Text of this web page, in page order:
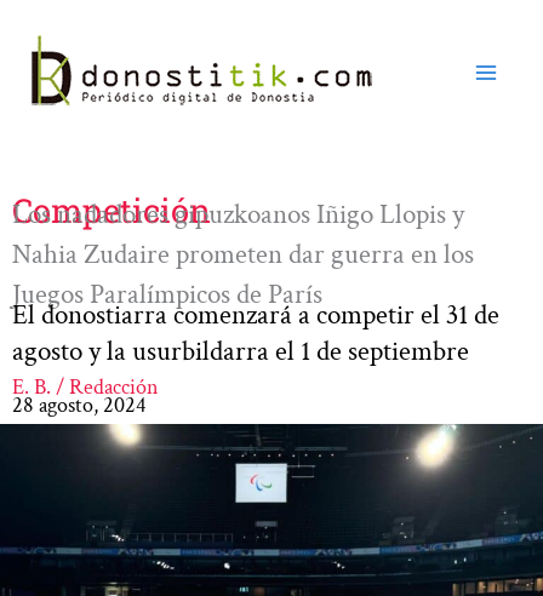
contenido
Competición
Los nadadores gipuzkoanos Iñigo Llopis y
Nahia Zudaire prometen dar guerra en los
Juegos Paralímpicos de París
El donostiarra comenzará a competir el 31 de
agosto y la usurbildarra el 1 de septiembre
E. B. / Redacción
28 agosto, 2024